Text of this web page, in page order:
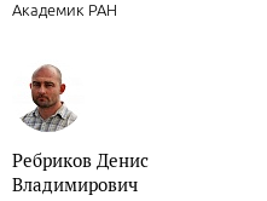
Академик РАН
Ребриков Денис
Владимирович